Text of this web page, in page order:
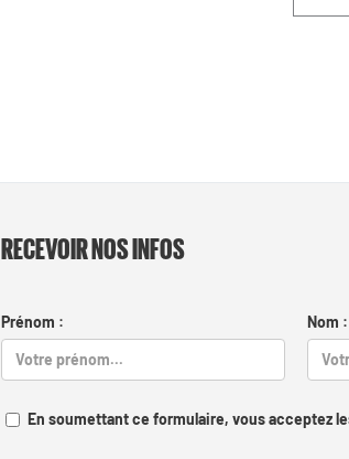
RECEVOIR NOS INFOS
Prénom : Nom :
En soumettant ce formulaire, vous acceptez